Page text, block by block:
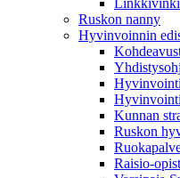
Ruskon nanny
Hyvinvoinnin
Kunnan
Ruskon
Raisio-